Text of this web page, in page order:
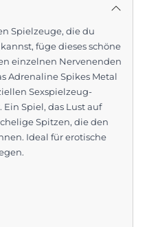
Spielzeuge, die du
füge dieses schöne
einzelnen Nervenenden
Adrenaline Spikes Metal
Sexspielzeug-
Spiel, das Lust auf
Spitzen, die den
Ideal für erotische